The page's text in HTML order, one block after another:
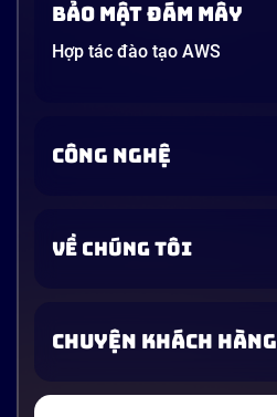
Bảo mật đám mây
Hợp tác đào tạo AWS
CÔNG NGHỆ
VỀ CHÚNG TÔI
CHUYỆN KHÁCH HÀNG